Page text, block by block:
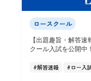
ロースクール
【出題趣旨・解答
クール入試を公開中！
#解答速報 #ロー入